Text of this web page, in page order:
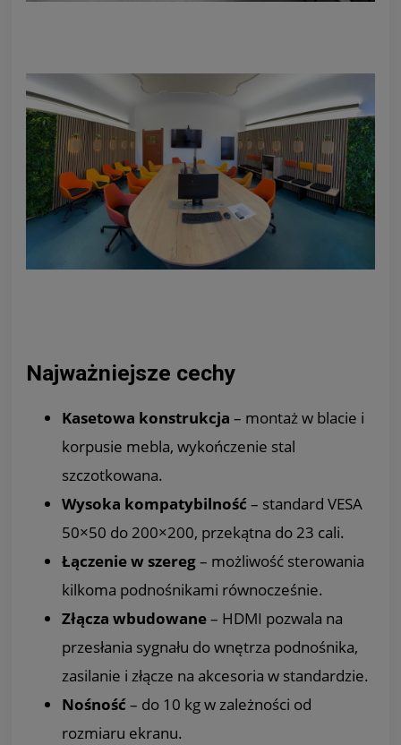
Najważniejsze cechy
Kasetowa konstrukcja – montaż w blacie i
korpusie mebla, wykończenie stal
szczotkowana.
Wysoka kompatybilność– standard VESA
50×50 do 200×200, przekątna do 23 cali.
Łączenie w szereg– możliwość sterowania
kilkoma podnośnikami równocześnie.
Złącza wbudowane– HDMI pozwala na
przesłania sygnału do wnętrza podnośnika,
zasilanie i złącze na akcesoria w standardzie.
Nośność– do 10 kg w zależności od
rozmiaru ekranu.